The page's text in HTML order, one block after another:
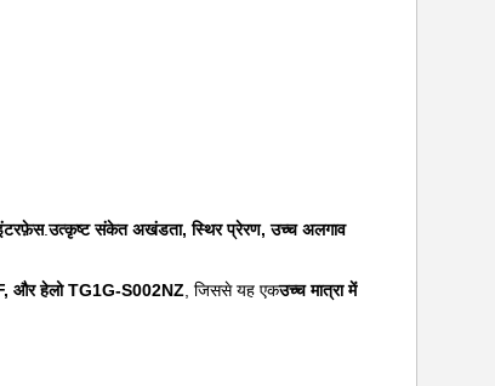
.उत्कृष्ट संकेत अखंडता, स्थिर प्रेरण, उच्च अलगाव
और हेलो TG1G-S002NZ , जिससे यह एकउच्च मात्रा में